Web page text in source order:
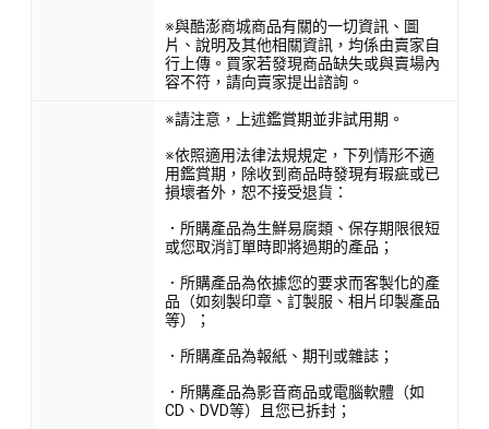
※與酷澎商城商品有關的一切資訊、圖
片、說明及其他相關資訊，均係由賣家自
行上傳。買家若發現商品缺失或與賣場內
容不符，請向賣家提出諮詢。
※請注意，上述鑑賞期並非試用期。
※依照適用法律法規規定，下列情形不適
用鑑賞期，除收到商品時發現有瑕疵或已
損壞者外，恕不接受退貨：
．所購產品為生鮮易腐類、保存期限很短
或您取消訂單時即將過期的產品；
．所購產品為依據您的要求而客製化的產
品（如刻製印章、訂製服、相片印製產品
等）；
．所購產品為報紙、期刊或雜誌；
．所購產品為影音商品或電腦軟體（如
CD、DVD等）且您已拆封；